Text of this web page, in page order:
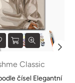
Classic
čísel Elegantní